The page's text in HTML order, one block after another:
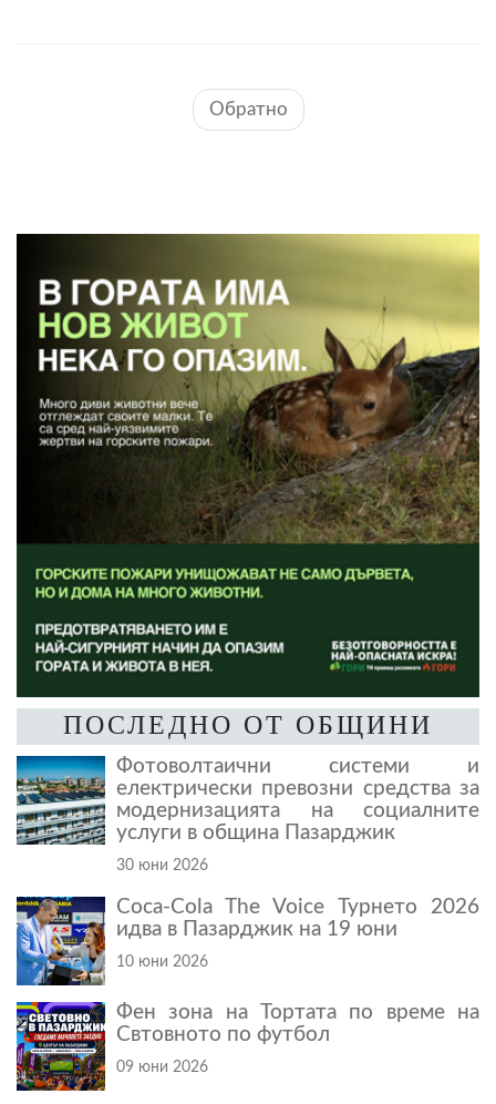
Обратно
ПОСЛЕДНО ОТ ОБЩИНИ
Фотоволтаични системи и
електрически превозни средства за
модернизацията на социалните
услуги в община Пазарджик
30 юни 2026
Coca-Cola The Voice Турнето 2026
идва в Пазарджик на 19 юни
10 юни 2026
Фен зона на Тортата по време на
Свтовното по футбол
09 юни 2026